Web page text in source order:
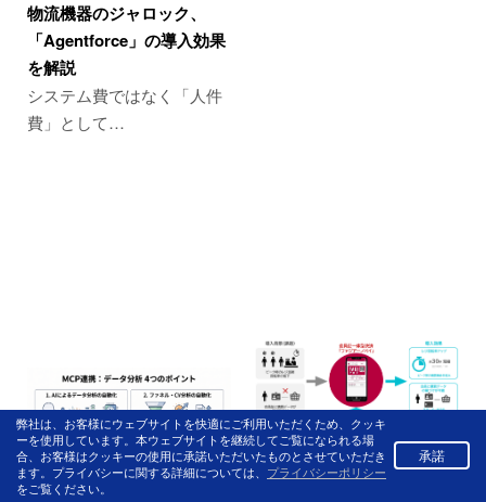
物流機器のジャロック、
「Agentforce」の導入効果
を解説
システム費ではなく「人件
費」として…
弊社は、お客様にウェブサイトを快適にご利用いただくため、クッキ
ーを使用しています。本ウェブサイトを継続してご覧になられる場
合、お客様はクッキーの使用に承諾いただいたものとさせていただき
ます。プライバシーに関する詳細については、 プライバシーポリシー
をご覧ください。
承諾